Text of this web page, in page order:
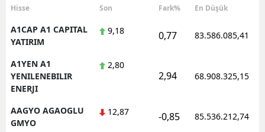
Denizli
Diyarbakır
Elazığ
Hisse Son Fark% En Düşük
A1CAP A1 CAPITAL
YATIRIM
9,18 0,77 83.586.085,41
A1YEN A1
YENILENEBILIR
ENERJI
2,80
2,94 68.908.325,15
AAGYO AGAOGLU
GMYO
12,87 -0,85 85.536.212,74